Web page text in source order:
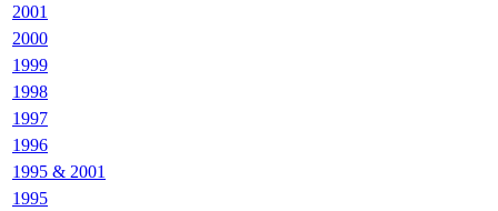
2001
2000
1999
1998
1997
1996
1995 & 2001
1995